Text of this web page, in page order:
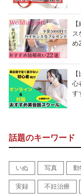
ス
め
心
す
話題のキーワード
いぬ 写真 動
実録 不妊治療